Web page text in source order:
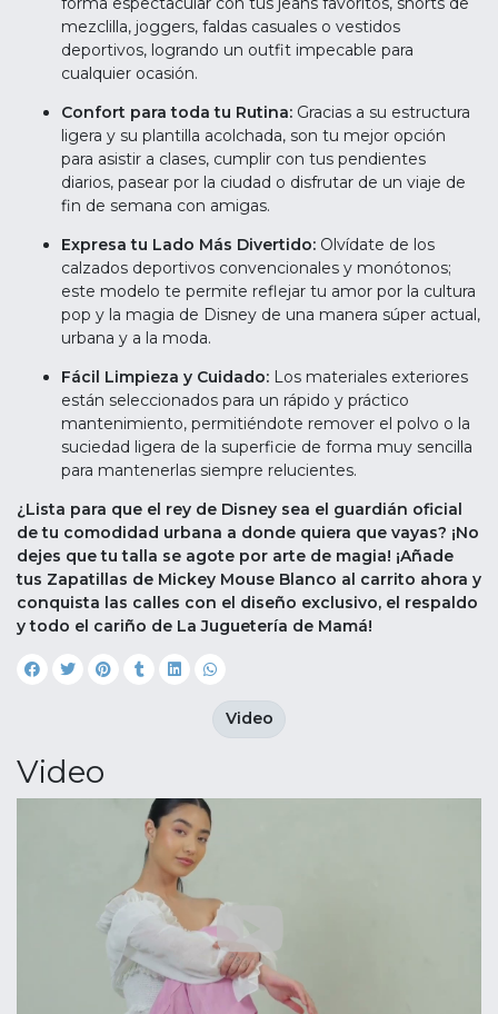
mezclilla, joggers, faldas casuales o vestidos
deportivos, logrando un outfit impecable para
cualquier ocasión.
Confort para toda tu Rutina: Gracias a su estructura
ligera y su plantilla acolchada, son tu mejor opción
para asistir a clases, cumplir con tus pendientes
diarios, pasear por la ciudad o disfrutar de un viaje de
fin de semana con amigas.
Expresa tu Lado Más Divertido: Olvídate de los
calzados deportivos convencionales y monótonos;
este modelo te permite reflejar tu amor por la cultura
pop y la magia de Disney de una manera súper actual,
urbana y a la moda.
Fácil Limpieza y Cuidado: Los materiales exteriores
están seleccionados para un rápido y práctico
mantenimiento, permitiéndote remover el polvo o la
suciedad ligera de la superficie de forma muy sencilla
para mantenerlas siempre relucientes.
¿Lista para que el rey de Disney sea el guardián oficial
de tu comodidad urbana a donde quiera que vayas? ¡No
dejes que tu talla se agote por arte de magia! ¡Añade
tus Zapatillas de Mickey Mouse Blanco al carrito ahora y
conquista las calles con el diseño exclusivo, el respaldo
y todo el cariño de La Juguetería de Mamá!
Video
Video